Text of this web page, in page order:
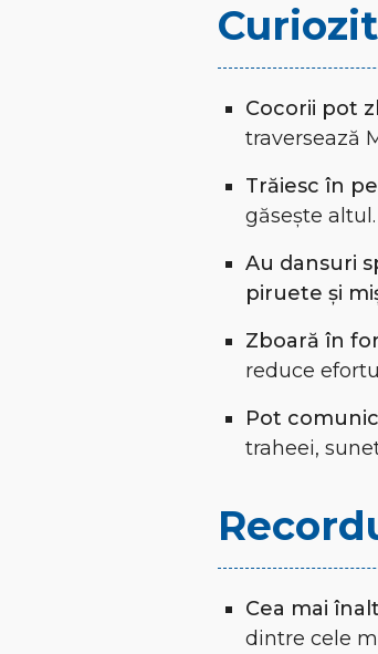
Cocorii pot
traversează
Trăiesc în
găsește altul.
Au dansuri
piruete și
Zboară în
reduce
Pot
traheei,
Cea mai
dintre cele